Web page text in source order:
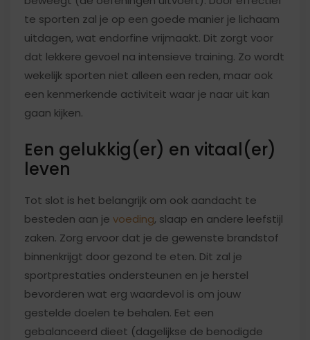
te sporten zal je op een goede manier je lichaam
uitdagen, wat endorfine vrijmaakt. Dit zorgt voor
dat lekkere gevoel na intensieve training. Zo wordt
wekelijk sporten niet alleen een reden, maar ook
een kenmerkende activiteit waar je naar uit kan
gaan kijken.
Een gelukkig(er) en vitaal(er)
leven
Tot slot is het belangrijk om ook aandacht te
besteden aan je voeding, slaap en andere leefstijl
zaken. Zorg ervoor dat je de gewenste brandstof
binnenkrijgt door gezond te eten. Dit zal je
sportprestaties ondersteunen en je herstel
bevorderen wat erg waardevol is om jouw
gestelde doelen te behalen. Eet een
gebalanceerd dieet (dagelijkse de benodigde